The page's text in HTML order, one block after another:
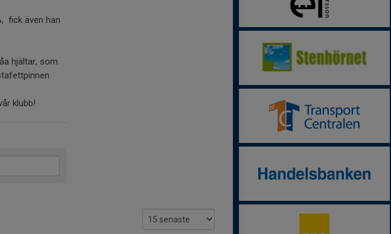
fick även han
hjältar, som
klubb!